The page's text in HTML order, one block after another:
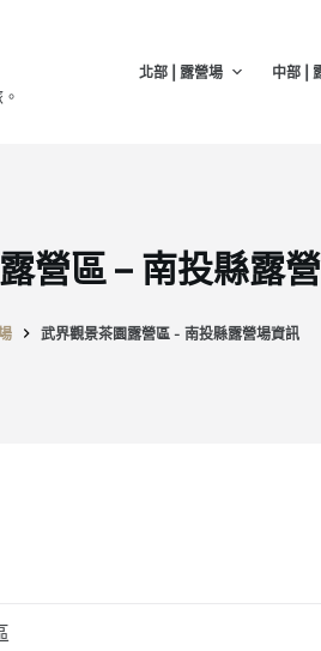
北部 | 露營場 中部 |
營區 – 南投縣露
武界觀景茶園露營區 - 南投縣露營場資訊